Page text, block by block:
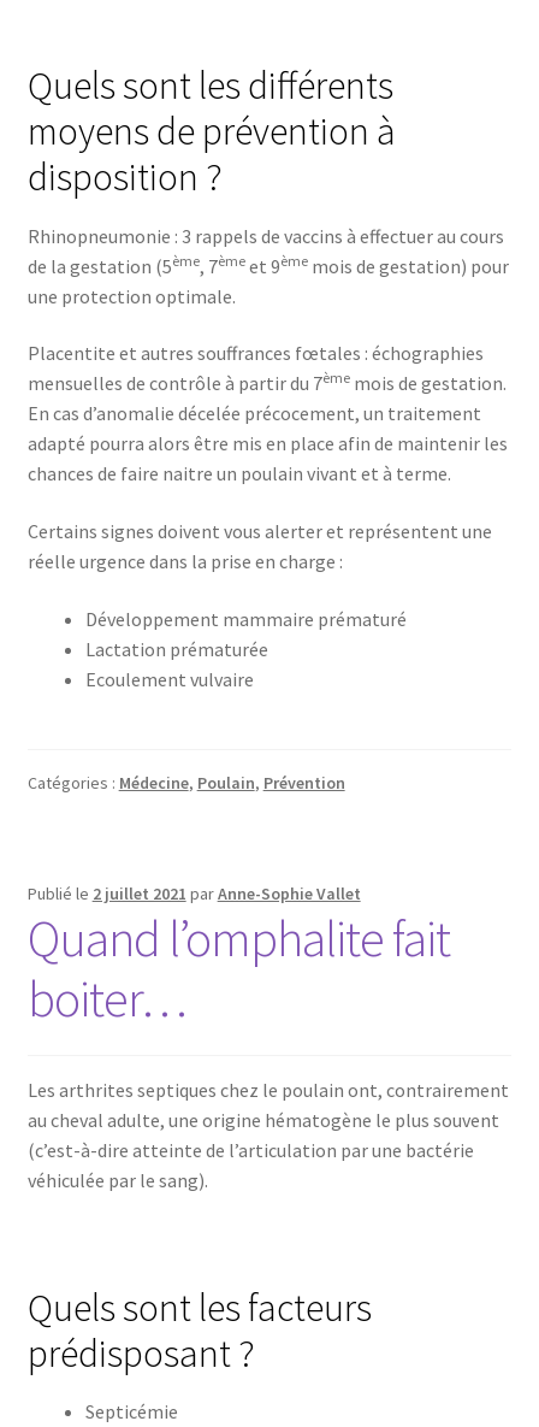
Quels sont les différents
moyens de prévention à
disposition ?
Rhinopneumonie : 3 rappels de vaccins à effectuer au cours
de la gestation (5ème, 7èmeet 9èmemois de gestation) pour
une protection optimale.
Placentite et autres souffrances fœtales : échographies
mensuelles de contrôle à partir du 7èmemois de gestation.
En cas d’anomalie décelée précocement, un traitement
adapté pourra alors être mis en place afin de maintenir les
chances de faire naitre un poulain vivant et à terme.
Certains signes doivent vous alerter et représentent une
réelle urgence dans la prise en charge :
Développement mammaire prématuré
Lactation prématurée
Ecoulement vulvaire
Catégories : Médecine, Poulain, Prévention
Publié le 2 juillet 2021 parAnne-Sophie Vallet
Quand l’omphalite fait
boiter…
Les arthrites septiques chez le poulain ont, contrairement
au cheval adulte, une origine hématogène le plus souvent
(c’est-à-dire atteinte de l’articulation par une bactérie
véhiculée par le sang).
Quels sont les facteurs
prédisposant ?
Septicémie